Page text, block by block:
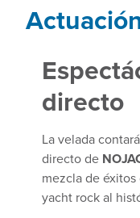
directo
La velada
directo de
mezcla de
yacht rock al